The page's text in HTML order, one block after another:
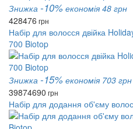
Знижка -10% економія 48 грн
428476 грн
Набір для волосся двійка
700 Biotop
Знижка -15% економія 703 грн
39874690 грн
Набір для додання об'єму